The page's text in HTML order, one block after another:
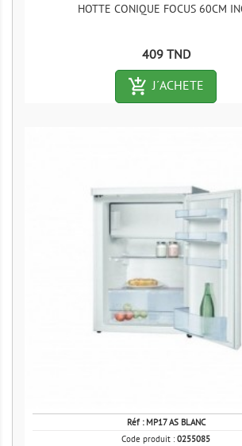
HOTTE CONIQUE FOCUS 60CM
Prix
409 TND
J´ACHETE
Réf : MP17 AS BLANC
Code produit :0255085